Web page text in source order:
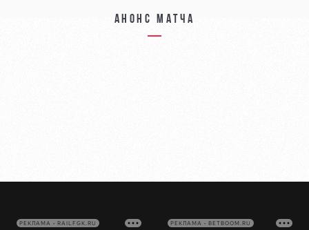
Анонс матча
РЕКЛАМА • RAILFGK.RU РЕКЛАМА • BETBOOM.RU